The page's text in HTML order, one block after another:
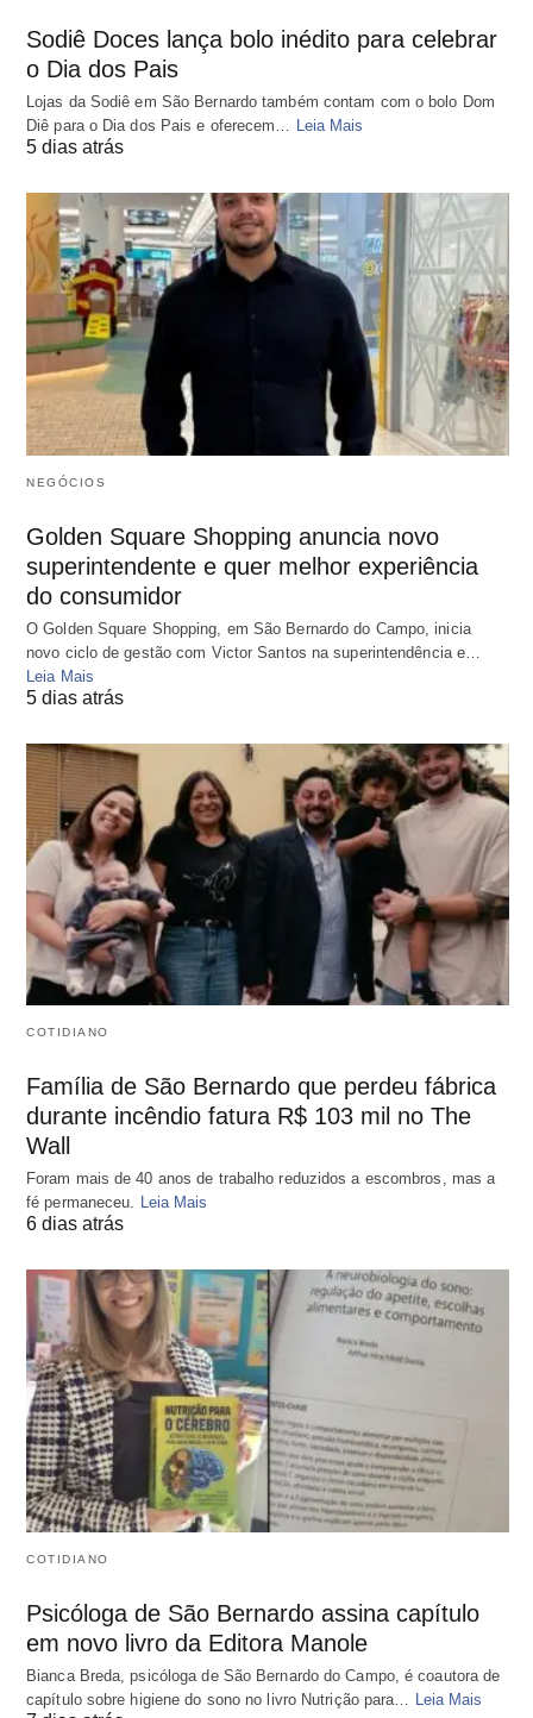
Sodiê Doces lança bolo inédito para celebrar
o Dia dos Pais
Lojas da Sodiê em São Bernardo também contam com o bolo Dom
Diê para o Dia dos Pais e oferecem… Leia Mais
5 dias atrás
NEGÓCIOS
Golden Square Shopping anuncia novo
superintendente e quer melhor experiência
do consumidor
O Golden Square Shopping, em São Bernardo do Campo, inicia
novo ciclo de gestão com Victor Santos na superintendência e…
Leia Mais
5 dias atrás
COTIDIANO
Família de São Bernardo que perdeu fábrica
durante incêndio fatura R$ 103 mil no The
Wall
Foram mais de 40 anos de trabalho reduzidos a escombros, mas a
fé permaneceu. Leia Mais
6 dias atrás
COTIDIANO
Psicóloga de São Bernardo assina capítulo
em novo livro da Editora Manole
Bianca Breda, psicóloga de São Bernardo do Campo, é coautora de
capítulo sobre higiene do sono no livro Nutrição para…
Leia Mais